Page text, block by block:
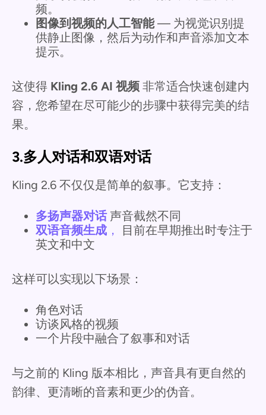
频。
图像到视频的人工智能— 为视觉识别提
供静止图像，然后为动作和声音添加文本
提示。
这使得 Kling 2.6 AI 视频 非常适合快速创建内
容，您希望在尽可能少的步骤中获得完美的结
果。
3.多人对话和双语对话
Kling 2.6 不仅仅是简单的叙事。它支持：
多扬声器对话声音截然不同
双语音频生成 ，
目前在早期推出时专注于
英文和中文
这样可以实现以下场景：
角色对话
访谈风格的视频
一个片段中融合了叙事和对话
与之前的 Kling 版本相比，声音具有更自然的
韵律、更清晰的音素和更少的伪音。